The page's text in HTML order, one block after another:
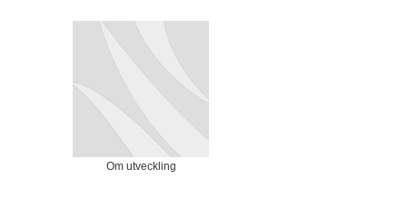
Om utveckling